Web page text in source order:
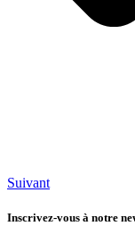
Suivant
Inscrivez-vous à notre